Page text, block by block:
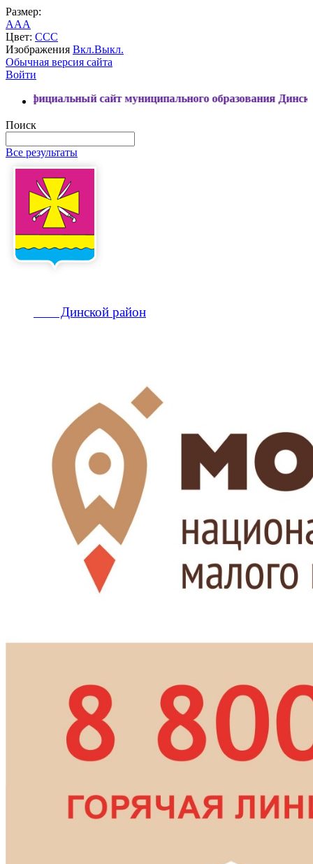
Размер:
AAA
Цвет: CCC
Изображения Вкл.Выкл.
Обычная версия сайта
Войти
сайт муниципального образования Динской район
Поиск
Все результаты
Динской район